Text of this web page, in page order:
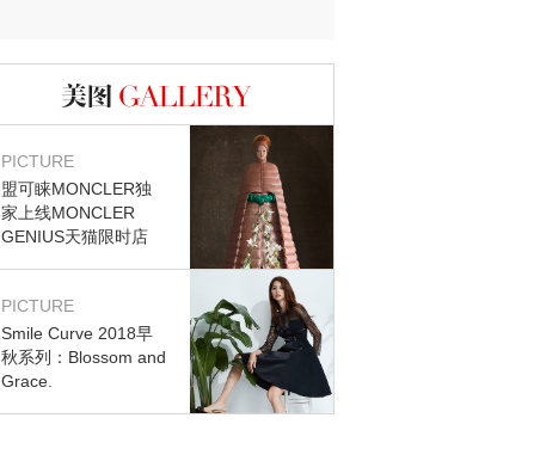
图库
PICTURE
盟可睐MONCLER独
家上线MONCLER
GENIUS天猫限时店
PICTURE
Smile Curve 2018早
秋系列：Blossom and
Grace.